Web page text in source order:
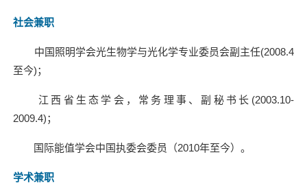
社会兼职
中国照明学会光生物学与光化学专业委员会副主任(2008.4
至今)；
江西省生态学会，常务理事、副秘书长 (2003.10-
2009.4)；
国际能值学会中国执委会委员（2010年至今）。
学术兼职